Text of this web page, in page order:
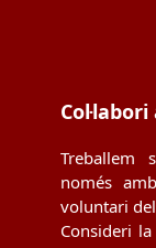
Col·labori
Treballem
només
voluntari
Consideri